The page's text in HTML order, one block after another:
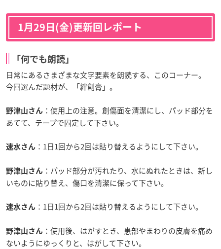
1月29日(金)更新回レポート
「何でも朗読」
日常にあるさまざまな文字要素を朗読する、このコーナー。
今回選んだ題材が、「絆創膏」。
野津山さん ：使用上の注意。創傷面を清潔にし、パッド部分を
あてて、テープで固定して下さい。
速水さん ：1日1回から2回は貼り替えるようにして下さい。
野津山さん ：パッド部分が汚れたり、水にぬれたときは、新し
いものに貼り替え、傷口を清潔に保って下さい。
速水さん ：1日1回から2回は貼り替えるようにして下さい。
野津山さん ：使用後、はがすとき、患部やまわりの皮膚を痛め
ないようにゆっくりと、はがして下さい。